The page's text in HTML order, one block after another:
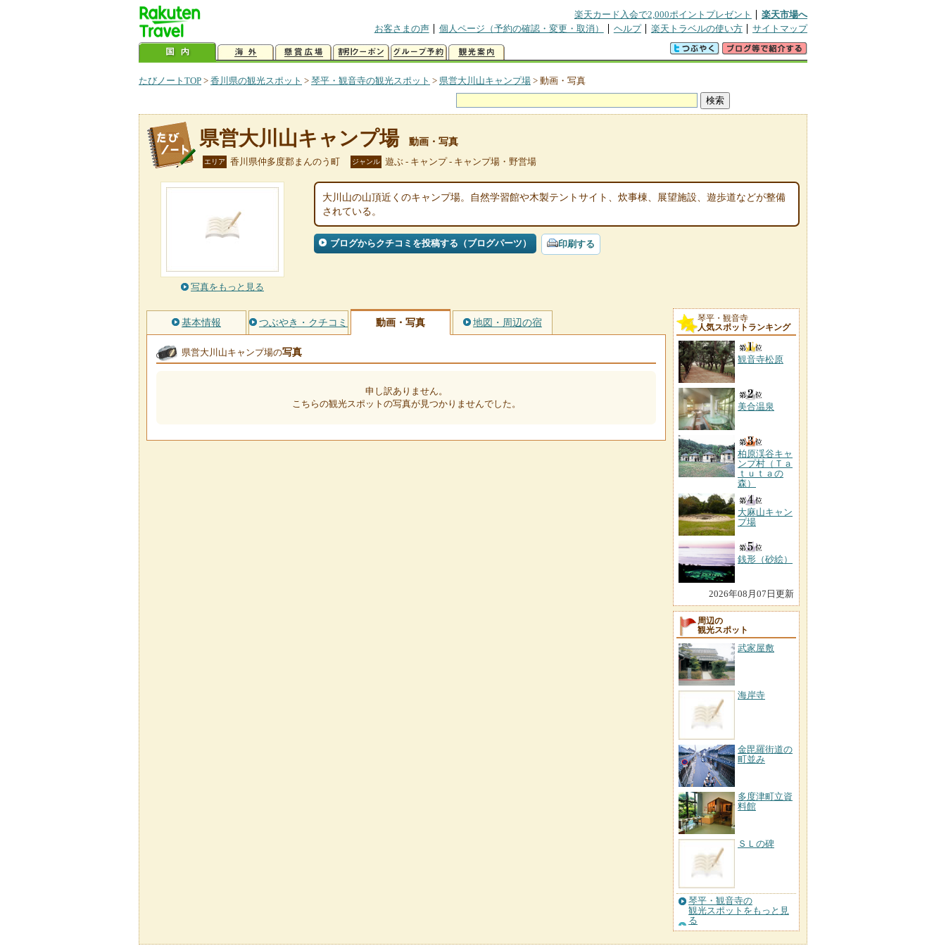
楽天カード入会で2,000ポイントプレゼント
楽天市場へ
お客さまの声
個人ページ（予約の確認・変更・取消） ヘルプ 楽天トラベルの使い方 サイトマップ
たびノートTOP > 香川県の観光スポット > 琴平・観音寺の観光スポット > 県営大川山キャンプ場 > 動画・写真
県営大川山キャンプ場 動画・写真
エリア 香川県仲多度郡まんのう町 ジャンル 遊ぶ - キャンプ - キャンプ場・野営場
写真をもっと見る
大川山の山頂近くのキャンプ場。自然学習館や木製テントサイト、炊事棟、展望施設、遊歩道などが整備
されている。
ブログからクチコミを投稿する（ブログパーツ） 印刷する
基本情報 つぶやき・クチコミ 動画・写真 地図・周辺の宿
県営大川山キャンプ場の写真
申し訳ありません。
こちらの観光スポットの写真が見つかりませんでした。
琴平・観音寺
人気スポットランキング
観音寺松原
美合温泉
柏原渓谷キャ
ンプ村（Ｔａ
ｔｕｔａの
森）
大麻山キャン
プ場
銭形（砂絵）
2026年08月07日更新
周辺の
観光スポット
武家屋敷
海岸寺
金毘羅街道の
町並み
多度津町立資
料館
ＳＬの碑
琴平・観音寺の
観光スポットをもっと見
る